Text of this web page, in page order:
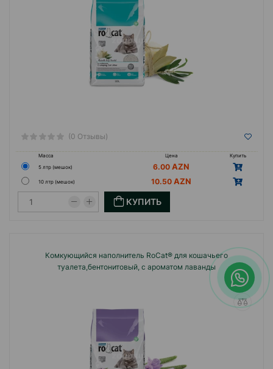
(0 Отзывы)
Масса Цена
Купить
5 лтр (мешок)
6.00
10 лтр (мешок) 10.50
КУПИТЬ
Комкующийся наполнитель RoCat® для кошачьего
туалета,бентонитовый, с ароматом лаванды